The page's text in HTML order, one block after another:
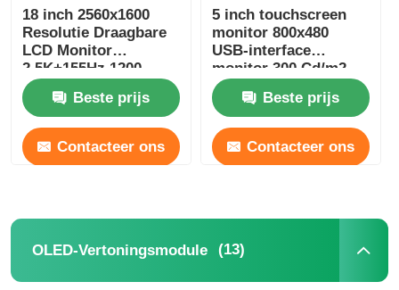
18 inch 2560x1600
Resolutie Draagbare
LCD Monitor
2.5K+155Hz 1200
Helderheid
Beste prijs
Contacteer ons
5 inch touchscreen
monitor 800x480
USB-interface
monitor 300 Cd/m2
Beste prijs
Contacteer ons
OLED-Vertoningsmodule (13)